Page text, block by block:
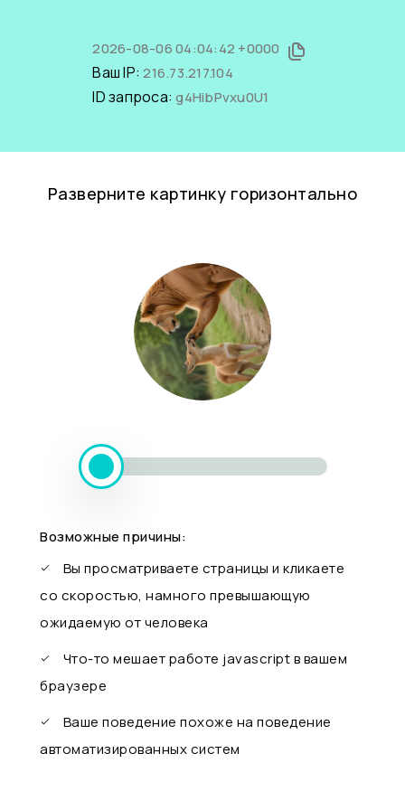
2026-08-06 04:04:42 +0000
Ваш IP:216.73.217.104
ID запроса:g4HibPvxu0U1
Разверните картинку горизонтально
Возможные причины:
Вы просматриваете страницы и кликаете
со скоростью, намного превышающую
ожидаемую от человека
Что-то мешает работе javascript в вашем
браузере
Ваше поведение похоже на поведение
автоматизированных систем